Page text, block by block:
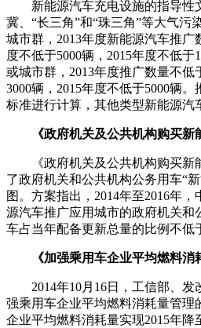
新能源汽车充电设施的指导性
冀、“长三角”和“珠三角”等大气污
城市群，2013年度新能源汽车推广
度不低于5000辆，2015年度不低
或城市群，2013年度推广数量不低
3000辆，2015年度不低于5000辆
标准进行计算，其他类型新能源汽
《政府机关及公共机构购买新
《政府机关及公共机构购买新
了政府机关和公共机构公务用车“
图。方案指出，2014年至2016年
源汽车推广应用城市的政府机关和
车占当年配备更新总量的比例不低
《加强乘用车企业平均燃料消
2014年10月16日，工信部、发
强乘用车企业平均燃料消耗量管理
企业平均燃料消耗量实现2015年降